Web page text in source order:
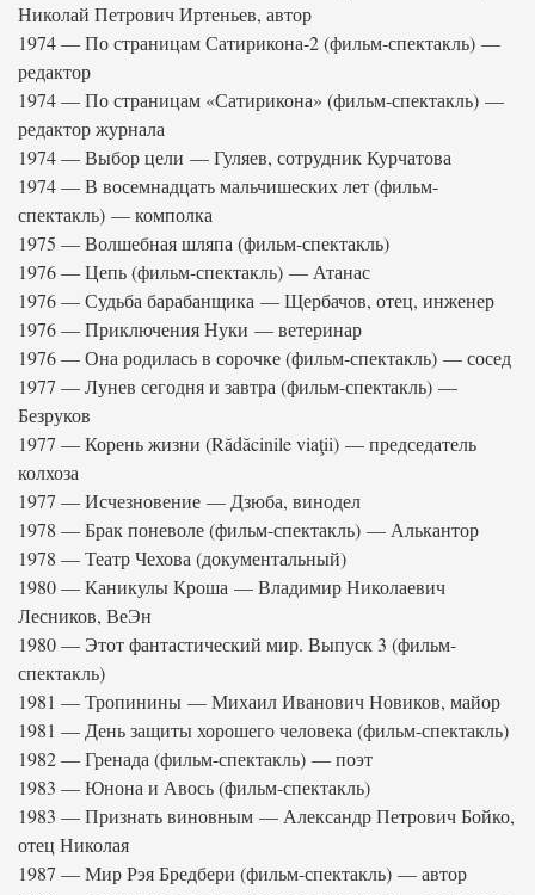
Николай Петрович Иртеньев, автор
1974 — По страницам Сатирикона-2 (фильм-спектакль) —
редактор
1974 — По страницам «Сатирикона» (фильм-спектакль) —
редактор журнала
1974 — Выбор цели — Гуляев, сотрудник Курчатова
1974 — В восемнадцать мальчишеских лет (фильм-
спектакль) — комполка
1975 — Волшебная шляпа (фильм-спектакль)
1976 — Цепь (фильм-спектакль) — Атанас
1976 — Судьба барабанщика — Щербачов, отец, инженер
1976 — Приключения Нуки — ветеринар
1976 — Она родилась в сорочке (фильм-спектакль) — сосед
1977 — Лунев сегодня и завтра (фильм-спектакль) —
Безруков
1977 — Корень жизни (Rădăcinile viaţii) — председатель
колхоза
1977 — Исчезновение — Дзюба, винодел
1978 — Брак поневоле (фильм-спектакль) — Алькантор
1978 — Театр Чехова (документальный)
1980 — Каникулы Кроша — Владимир Николаевич
Лесников, ВеЭн
1980 — Этот фантастический мир. Выпуск 3 (фильм-
спектакль)
1981 — Тропинины — Михаил Иванович Новиков, майор
1981 — День защиты хорошего человека (фильм-спектакль)
1982 — Гренада (фильм-спектакль) — поэт
1983 — Юнона и Авось (фильм-спектакль)
1983 — Признать виновным — Александр Петрович Бойко,
отец Николая
1987 — Мир Рэя Бредбери (фильм-спектакль) — автор